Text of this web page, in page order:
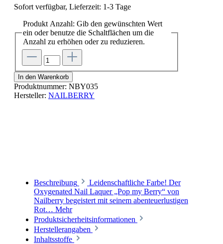
Sofort verfügbar, Lieferzeit: 1-3 Tage
Produkt Anzahl: Gib den gewünschten Wert
ein oder benutze die Schaltflächen um die
Anzahl zu erhöhen oder zu reduzieren.
In den Warenkorb
Produktnummer: NBY035
Hersteller: NAILBERRY
Beschreibung
Leidenschaftliche Farbe! Der
Oxygenated Nail Laquer „Pop my Berry“ von
Nailberry begeistert mit seinem abenteuerlustigen
Rot… Mehr
Produktsicherheitsinformationen
Herstellerangaben
Inhaltsstoffe